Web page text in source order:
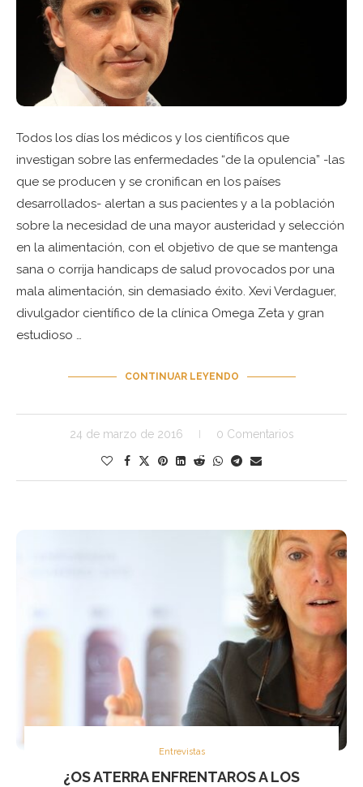
Todos los días los médicos y los científicos que
investigan sobre las enfermedades “de la opulencia” -las
que se producen y se cronifican en los países
desarrollados- alertan a sus pacientes y a la población
sobre la necesidad de una mayor austeridad y selección
en la alimentación, con el objetivo de que se mantenga
sana o corrija handicaps de salud provocados por una
mala alimentación, sin demasiado éxito. Xevi Verdaguer,
divulgador científico de la clínica Omega Zeta y gran
estudioso …
CONTINUAR LEYENDO
24 de marzo de 2016 0 Comentarios
Entrevistas
¿OS ATERRA ENFRENTAROS A LOS